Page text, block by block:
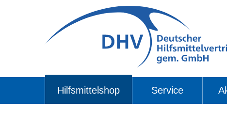
Hilfsmittelshop Service